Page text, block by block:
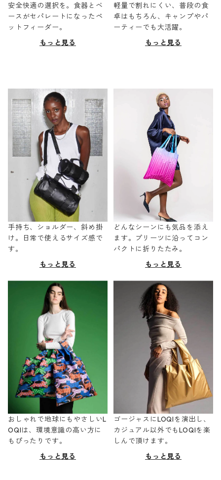
安全快適の選択を。食器とベ
ースがセパレートになったペ
ットフィーダー。
もっと見る
軽量で割れにくい、普段の食
卓はもちろん、キャンプやパ
ーティーでも大活躍。
もっと見る
手持ち、ショルダー、斜め掛
け。日常で使えるサイズ感で
す。
もっと見る
どんなシーンにも気品を添え
ます。プリーツに沿ってコン
パクトに折りたたみ。
もっと見る
おしゃれで地球にもやさしいL
OQIは、環境意識の高い方に
もぴったりです。
もっと見る
ゴージャスにLOQIを演出し、
カジュアル以外でもLOQIを楽
しんで頂けます。
もっと見る